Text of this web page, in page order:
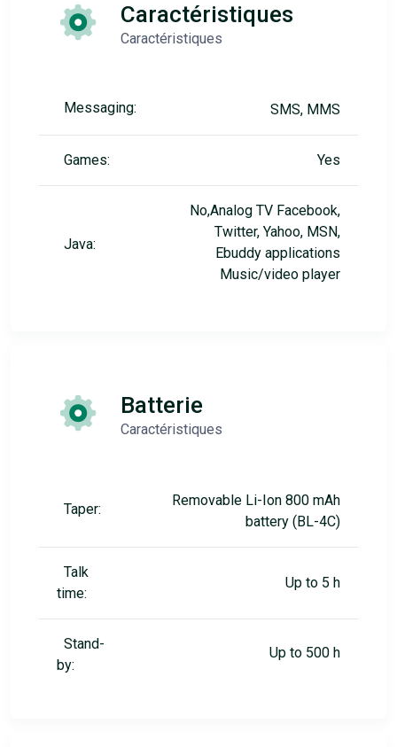
Caractéristiques
Caractéristiques
Messaging: SMS, MMS
Games: Yes
Java:
No,Analog TV Facebook,
Twitter, Yahoo, MSN,
Ebuddy applications
Music/video player
Batterie
Caractéristiques
Taper:
Removable Li-Ion 800 mAh
battery (BL-4C)
Talk
time:
Up to 5 h
Stand-
by:
Up to 500 h